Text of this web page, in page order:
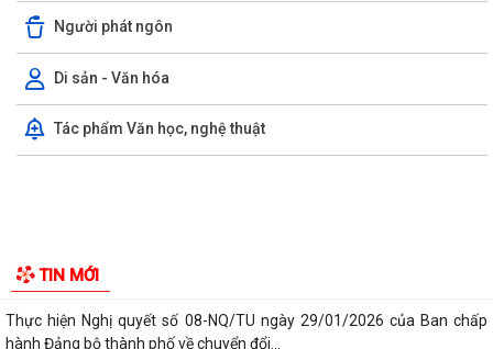
Người phát ngôn
Di sản - Văn hóa
Tác phẩm Văn học, nghệ thuật
Kiến tạo “Thế” quốc gia: Bước chuyển của tư duy đối ngoại Việt Nam
trong kỷ nguyên mới
Phường Trần Nhân Tông tham dự hội nghị trực tuyến báo cáo viên
thành phố tháng 7/2026
Lãnh đạo phường kiểm tra các trạm bơm, hồ đập sau mưa lớn